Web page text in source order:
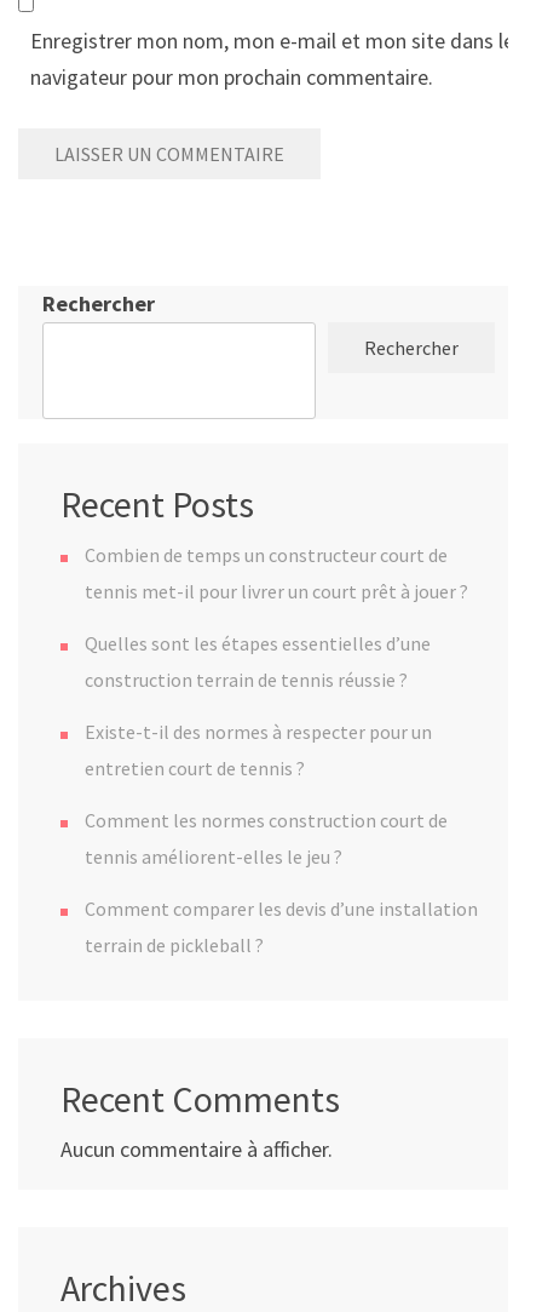
Enregistrer mon nom, mon e-mail et mon site dans le
navigateur pour mon prochain commentaire.
Rechercher
Rechercher
Recent Posts
Combien de temps un constructeur court de
tennis met-il pour livrer un court prêt à jouer ?
Quelles sont les étapes essentielles d’une
construction terrain de tennis réussie ?
Existe-t-il des normes à respecter pour un
entretien court de tennis ?
Comment les normes construction court de
tennis améliorent-elles le jeu ?
Comment comparer les devis d’une installation
terrain de pickleball ?
Recent Comments
Aucun commentaire à afficher.
Archives